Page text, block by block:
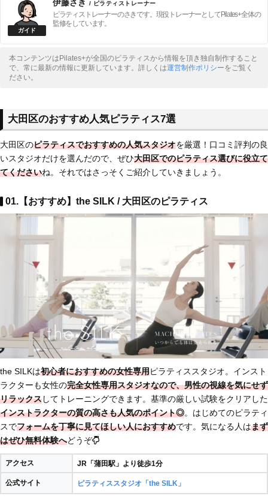
伊藤さき / ピラティストレーナー
ピラティストレーナーのさきです。現役トレーナーとしてPilates+全体の
監修をしています。
本コンテンツはPilates+が全国のピラティスから情報を頂き独自制作すること
で、常に最新の情報に更新しています。詳しくは運営制作ポリシーをご覧く
ださい。
大田区のおすすめ人気ピラティス7選
大田区のピラティスでおすすめの人気スタジオを厳選！口コミ評判の良
いスタジオだけを選んだので、ぜひ大田区でのピラティス選びに役立て
てくださいね。それではさっそくご紹介していきましょう。
01.【おすすめ】the SILK / 大田区のピラティス
the SILKは初心者におすすめの女性専用ピラティススタジオ。インスト
ラクターも女性の完全女性専用スタジオなので、男性の視線を気にせず
リラックスしてトレーニングできます。基準の厳しい試験をクリアした
インストラクターの質の高さも人気のポイント◎。はじめてのピラティ
スでフォームを丁寧に見てほしい人におすすめです。気になる人はまず
はぜひ無料体験へどうぞ
アクセス JR「蒲田駅」より徒歩1分
公式サイト ピラティススタジオ「the SILK」